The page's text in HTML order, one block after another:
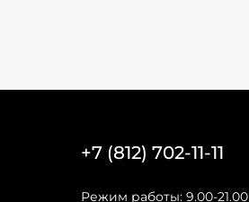
+7 (812) 702-11-11
Режим работы: 9.00-21.00